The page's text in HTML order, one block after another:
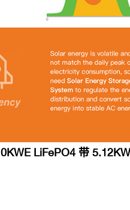
LiFePO4 带